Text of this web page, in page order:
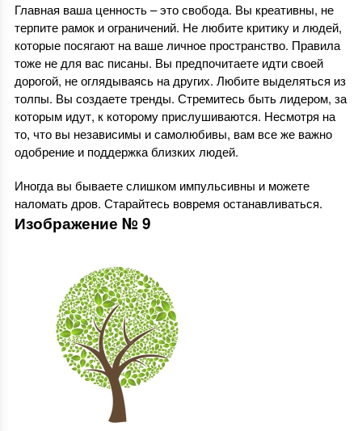
Главная ваша ценность – это свобода. Вы креативны, не
терпите рамок и ограничений. Не любите критику и людей,
которые посягают на ваше личное пространство. Правила
тоже не для вас писаны. Вы предпочитаете идти своей
дорогой, не оглядываясь на других. Любите выделяться из
толпы. Вы создаете тренды. Стремитесь быть лидером, за
которым идут, к которому прислушиваются. Несмотря на
то, что вы независимы и самолюбивы, вам все же важно
одобрение и поддержка близких людей.
Иногда вы бываете слишком импульсивны и можете
наломать дров. Старайтесь вовремя останавливаться.
Изображение № 9